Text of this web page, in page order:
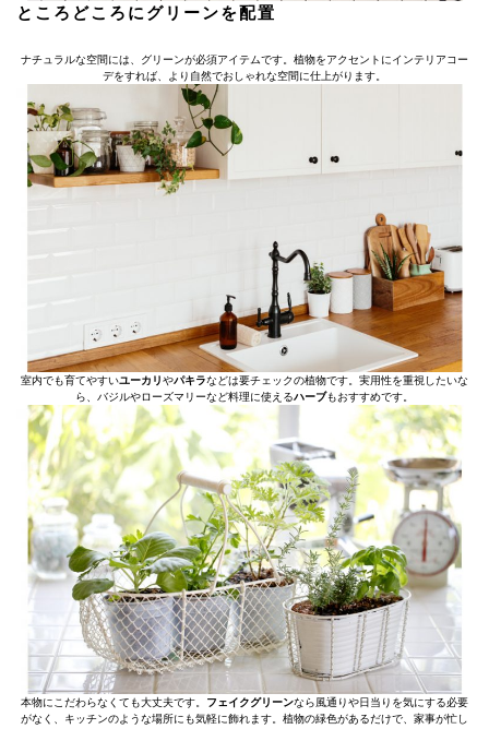
ところどころにグリーンを配置
ナチュラルな空間には、グリーンが必須アイテムです。植物をアクセントにインテリアコー
デをすれば、より自然でおしゃれな空間に仕上がります。
室内でも育てやすいユーカリやパキラなどは要チェックの植物です。実用性を重視したいな
ら、バジルやローズマリーなど料理に使えるハーブもおすすめです。
本物にこだわらなくても大丈夫です。 フェイクグリーンなら風通りや日当りを気にする必要
がなく、キッチンのような場所にも気軽に飾れます。植物の緑色があるだけで、家事が忙し